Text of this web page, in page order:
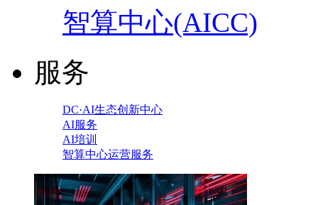
智算中心(AICC)
服务
DC·AI生态创新中心
AI服务
AI培训
智算中心运营服务